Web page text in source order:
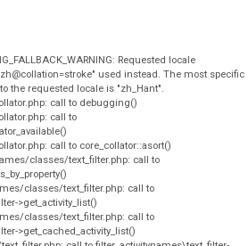
Requested locale
used instead. The most specific
the requested locale is "zh_Hant".
call to debugging()
call to
call to core_collator::asort()
classes/text_filter.php: call to
classes/text_filter.php: call to
>get_activity_list()
classes/text_filter.php: call to
>get_cached_activity_list()